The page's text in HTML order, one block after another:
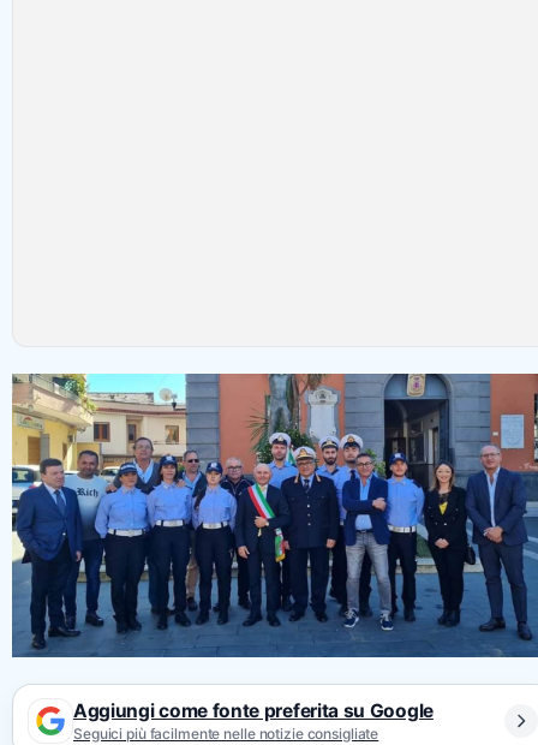
Aggiungi come fonte preferita su Google
Seguici più facilmente nelle notizie consigliate